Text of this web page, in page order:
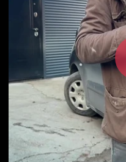
СОЗДАНИЕ САЙТА
Пользовательское соглашение
Согласие на сбор метрической
программы Яндекс.Метрика
Публичная оферта